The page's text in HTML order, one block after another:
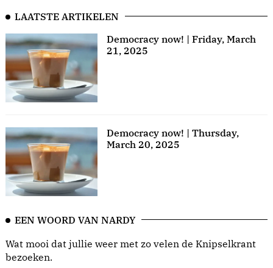
LAATSTE ARTIKELEN
Democracy now! | Friday, March
21, 2025
Democracy now! | Thursday,
March 20, 2025
EEN WOORD VAN NARDY
Wat mooi dat jullie weer met zo velen de Knipselkrant
bezoeken.